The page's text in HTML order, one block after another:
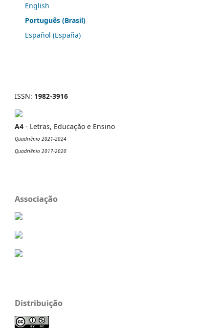
English
Português (Brasil)
Español (España)
ISSN: 1982-3916
A4 - Letras, Educação e Ensino
Quadriênio 2021-2024
Quadriênio 2017-2020
Associação
Distribuição